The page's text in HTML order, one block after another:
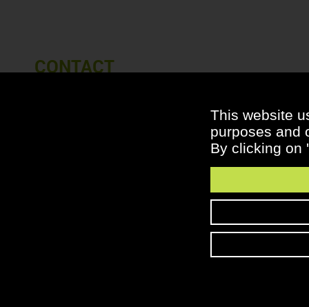
CONTACT
This website
purposes and
By clicking on